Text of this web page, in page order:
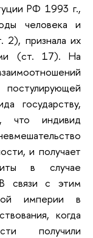
РФ 1993 г.,
человека и
2), признала их
(ст. 17). На
государству,
что индивид
и получает
в случае
связи с этим
империи в
когда
получили